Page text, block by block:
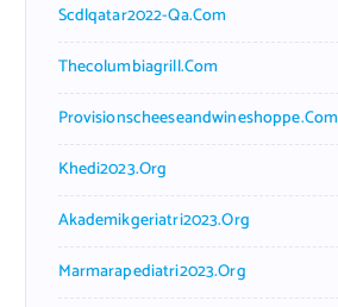
Scdlqatar2022-Qa.com
Thecolumbiagrill.com
Provisionscheeseandwineshoppe.com
Khedi2023.org
Akademikgeriatri2023.org
Marmarapediatri2023.org